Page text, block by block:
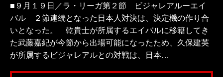
■９月１９日／ラ・リーガ第２節 ビジャレアルーエイ
バル ２節連続となった日本人対決は、決定機の作り合
いとなった。 乾貴士が所属するエイバルに移籍してき
た武藤嘉紀が今節から出場可能になったため、久保建英
が所属するビジャレアルとの対戦は、日本…